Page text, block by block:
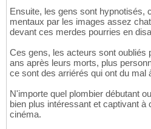
Ensuite, les gens sont hypnotisés,
mentaux par les images assez
devant ces merdes pourries en
Ces gens, les acteurs sont oubliés
ans après leurs morts, plus
ce sont des arriérés qui ont du mal
N'importe quel plombier débutant
bien plus intéressant et captivant à
cinéma.